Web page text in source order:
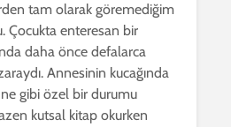
tam olarak göremediğim
Çocukta enteresan bir
daha önce defalarca
Annesinin kucağında
gibi özel bir durumu
kutsal kitap okurken